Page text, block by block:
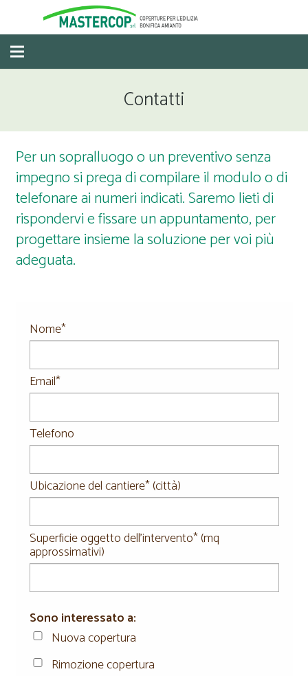
Contatti
Per un sopralluogo o un preventivo senza
impegno si prega di compilare il modulo o di
telefonare ai numeri indicati. Saremo lieti di
rispondervi e fissare un appuntamento, per
progettare insieme la soluzione per voi più
adeguata.
Nome*
Email*
Telefono
Ubicazione del cantiere* (città)
Superficie oggetto dell'intervento* (mq
approssimativi)
Sono interessato a:
Nuova copertura
Rimozione copertura